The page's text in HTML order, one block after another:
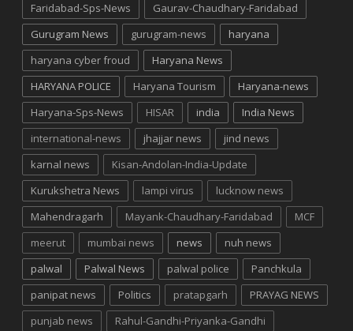
Faridabad-Sps-News
Gaurav-Chaudhary-Faridabad
Gurugram News
gurugram-news
haryana
haryana cyber froud
Haryana News
HARYANA POLICE
Haryana Tourism
Haryana-news
Haryana-Sps-News
HISAR india
India News
international-news
jhajjar news
jind news
karnal news
Kisan-Andolan-India-Update
Kurukshetra News
lampi virus
lucknow news
Mahendragarh
Mayank-Chaudhary-Faridabad
MCF
meerut
mumbai news news
nuh news
palwal
Palwal News palwal police
Panchkula
panipat news
Politics pratapgarh
PRAYAG NEWS
punjab news
Rahul-Gandhi-Priyanka-Gandhi